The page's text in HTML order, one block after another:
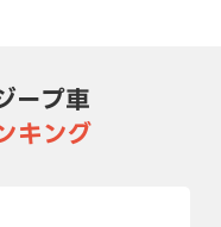
ープ車
キング